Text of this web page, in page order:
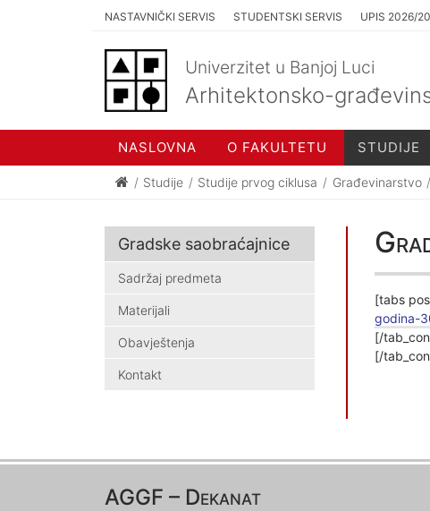
NASTAVNIČKI SERVIS STUDENTSKI SERVIS UPIS 2026/
Univerzitet u Banjoj Luci
Arhitektonsko-
NASLOVNA O FAKULTETU STUDIJE
Studije Studije prvog ciklusa Građevinarstvo
Gradske saobraćajnice
Sadržaj predmeta
Materijali
Obavještenja
Kontakt
[tabs
godina-
[/
[/
AGGF – Dekanat